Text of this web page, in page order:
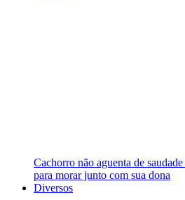
Cachorro não aguenta de
para morar junto com sua dona
Diversos